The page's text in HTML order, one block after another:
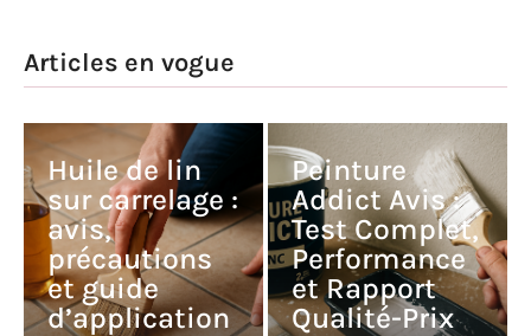
Articles en vogue
Huile de lin
sur carrelage :
avis,
précautions
et guide
d’application
Peinture
Addict Avis :
Test Complet,
Performance
et Rapport
Qualité-Prix